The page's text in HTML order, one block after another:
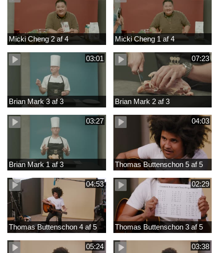
Micki Cheng 2 af 4 Micki Cheng 1 af 4
03:01
Brian Mark 3 af 3
07:23
Brian Mark 2 af 3
03:27
Brian Mark 1 af 3
04:03
Thomas Buttenschon 5 af 5
04:53
Thomas Buttenschon 4 af 5
02:29
Thomas Buttenschon 3 af 5
05:24 03:38